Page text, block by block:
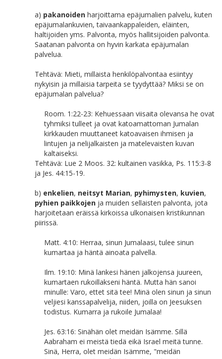
a) pakanoiden harjoittama epäjumalien palvelu, kuten
epäjumalankuvien, taivaankappaleiden, eläinten,
haltijoiden yms. Palvonta, myös hallitsijoiden palvonta.
Saatanan palvonta on hyvin karkata epäjumalan
palvelua.
Tehtävä: Mieti, millaista henkilöpalvontaa esiintyy
nykyisin ja millaisia tarpeita se tyydyttää? Miksi se on
epäjumalan palvelua?
Room. 1:22-23: Kehuessaan viisaita olevansa he ovat
tyhmiksi tulleet ja ovat katoamattoman Jumalan
kirkkauden muuttaneet katoavaisen ihmisen ja
lintujen ja nelijalkaisten ja matelevaisten kuvan
kaltaiseksi.
Tehtävä: Lue 2 Moos. 32: kultainen vasikka, Ps. 115:3-8
ja Jes. 44:15-19.
b) enkelien, neitsyt Marian, pyhimysten, kuvien,
pyhien paikkojen ja muiden sellaisten palvonta, jota
harjoitetaan eräissä kirkoissa ulkonaisen kristikunnan
piirissä.
Matt. 4:10: Herraa, sinun Jumalaasi, tulee sinun
kumartaa ja häntä ainoata palvella.
Ilm. 19:10: Minä lankesi hänen jalkojensa juureen,
kumartaen rukoillakseni häntä. Mutta hän sanoi
minulle: Varo, ettet sitä tee! Minä olen sinun ja sinun
veljiesi kanssapalvelija, niiden, joilla on Jeesuksen
todistus. Kumarra ja rukoile Jumalaa!
Jes. 63:16: Sinähän olet meidän Isämme. Sillä
Aabraham ei meistä tiedä eikä Israel meitä tunne.
Sinä, Herra, olet meidän Isämme, "meidän